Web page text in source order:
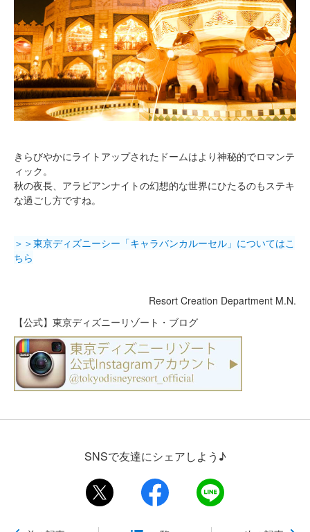
きらびやかにライトアップされたドームはより神秘的でロマンテ
ィック。
秋の夜長、アラビアンナイトの幻想的な世界にひたるのもステキ
な過ごし方ですね。
＞＞東京ディズニーシー「キャラバンカルーセル」についてはこ
ちら
Resort Creation Department M.N.
【公式】東京ディズニーリゾート・ブログ
SNSで友達にシェアしよう♪